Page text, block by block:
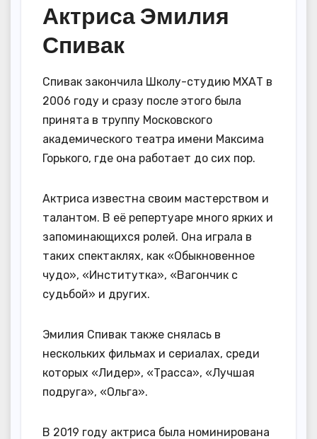
Актриса Эмилия
Спивак
Спивак закончила Школу-студию МХАТ в
2006 году и сразу после этого была
принята в труппу Московского
академического театра имени Максима
Горького, где она работает до сих пор.
Актриса известна своим мастерством и
талантом. В её репертуаре много ярких и
запоминающихся ролей. Она играла в
таких спектаклях, как «Обыкновенное
чудо», «Институтка», «Вагончик с
судьбой» и других.
Эмилия Спивак также снялась в
нескольких фильмах и сериалах, среди
которых «Лидер», «Трасса», «Лучшая
подруга», «Ольга».
В 2019 году актриса была номинирована